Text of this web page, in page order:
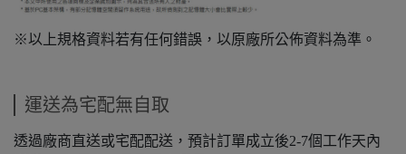
※以上規格資料若有任何錯誤，以原廠所公佈資料為準。
運送為宅配無自取
透過廠商直送或宅配配送，預計訂單成立後2-7個工作天內